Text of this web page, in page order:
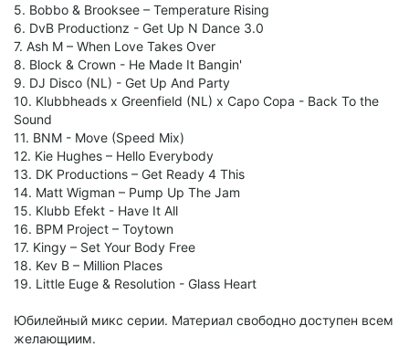
5. Bobbo & Brooksee – Temperature Rising
6. DvB Productionz - Get Up N Dance 3.0
7. Ash M – When Love Takes Over
8. Block & Crown - He Made It Bangin'
9. DJ Disco (NL) - Get Up And Party
10. Klubbheads x Greenfield (NL) x Capo Copa - Back To the
Sound
11. BNM - Move (Speed Mix)
12. Kie Hughes – Hello Everybody
13. DK Productions – Get Ready 4 This
14. Matt Wigman – Pump Up The Jam
15. Klubb Efekt - Have It All
16. BPM Project – Toytown
17. Kingy – Set Your Body Free
18. Kev B – Million Places
19. Little Euge & Resolution - Glass Heart
Юбилейный микс серии. Материал свободно доступен всем
желающиим.